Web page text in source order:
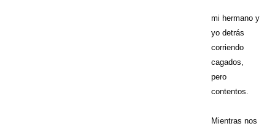
mi hermano y
yo detrás
corriendo
cagados,
pero
contentos.
Mientras nos